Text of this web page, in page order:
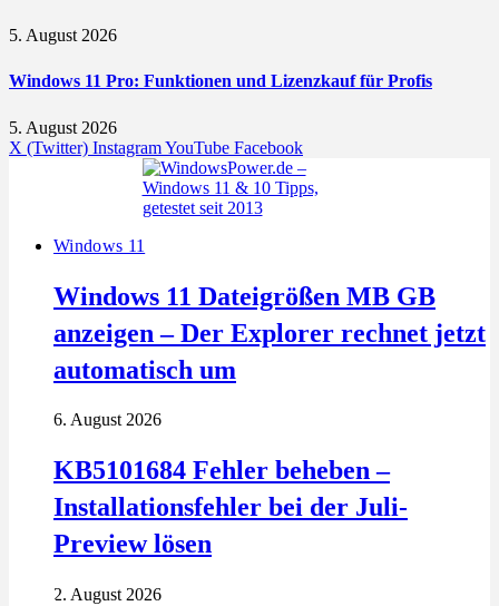
5. August 2026
Windows 11 Pro: Funktionen und Lizenzkauf für Profis
5. August 2026
X (Twitter) InstagramYouTube Facebook
Windows 11
Windows 11 Dateigrößen MB GB
anzeigen – Der Explorer rechnet jetzt
automatisch um
6. August 2026
KB5101684 Fehler beheben –
Installationsfehler bei der Juli-
Preview lösen
2. August 2026